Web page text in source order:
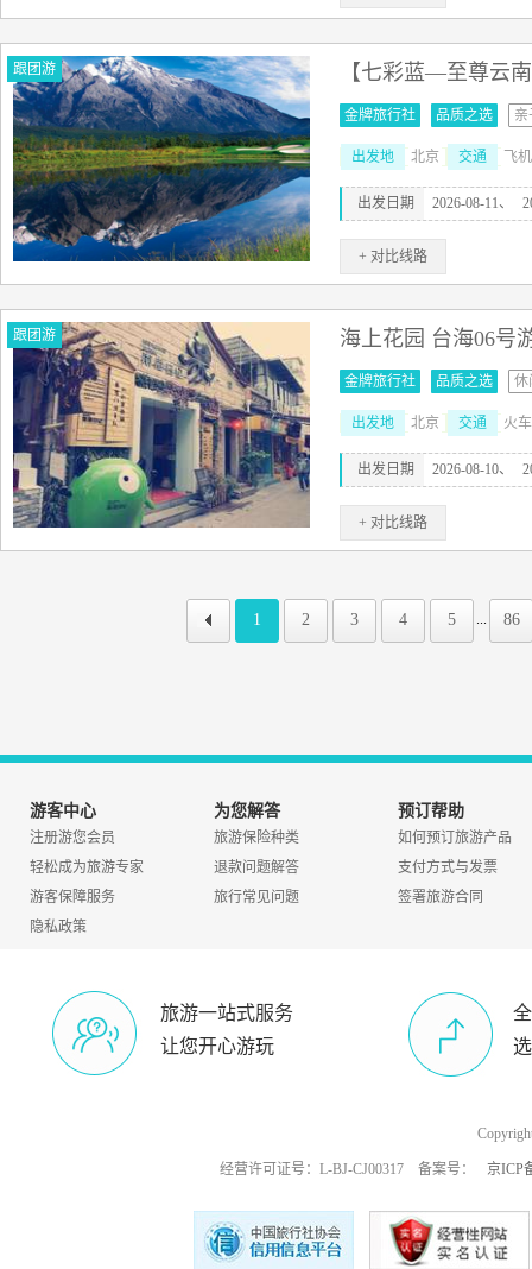
跟团游 【七彩蓝—至尊云
金牌旅行社 品质之选 亲
出发地 北京 交通 飞
出发日期 2026-08-11、
+ 对比线路
跟团游 海上花园 台海06号
金牌旅行社 品质之选 休
出发地 北京 交通 火
出发日期 2026-08-10、
+ 对比线路
1 2 3 4 5 ... 86
游客中心
注册游您会员
轻松成为旅游专家
游客保障服务
隐私政策
为您解答
旅游保险种类
退款问题解答
旅行常见问题
预订帮助
如何预订旅游产品
支付方式与发票
签署旅游合同
旅游一站式服务
让您开心游玩
经营许可证号：L-BJ-CJ00317 备案号： 京ICP